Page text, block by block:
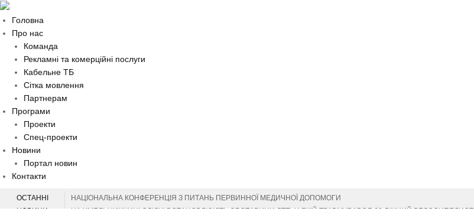
Головна
Про нас
Команда
Рекламні та комерційні послуги
Кабельне ТБ
Сітка мовлення
Партнерам
Програми
Проекти
Спец-проекти
Новини
Портал новин
Контакти
ОСТАННІ
НОВИНИ
НАЦІОНАЛЬНА КОНФЕРЕНЦІЯ З ПИТАНЬ ПЕРВИННОЇ МЕДИЧНОЇ ДОПОМОГИ
НА ХМЕЛЬНИЧЧИНІ СЛІДЧІ ВСТАНОВЛЮЮТЬ ОБСТАВИНИ ДТП, У ЯКІЙ ТРАВМУВАВСЯ 60-РІЧНИЙ ВЕЛОСИПЕДИСТ